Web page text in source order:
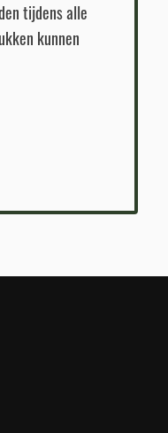
tijdens alle
kunnen